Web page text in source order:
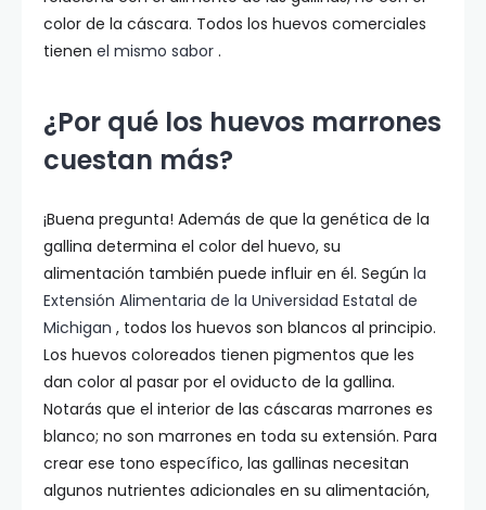
color de la cáscara. Todos los huevos comerciales
tienen el mismo sabor .
¿Por qué los huevos marrones
cuestan más?
¡Buena pregunta! Además de que la genética de la
gallina determina el color del huevo, su
alimentación también puede influir en él. Según la
Extensión Alimentaria de la Universidad Estatal de
Michigan , todos los huevos son blancos al principio.
Los huevos coloreados tienen pigmentos que les
dan color al pasar por el oviducto de la gallina.
Notarás que el interior de las cáscaras marrones es
blanco; no son marrones en toda su extensión. Para
crear ese tono específico, las gallinas necesitan
algunos nutrientes adicionales en su alimentación,